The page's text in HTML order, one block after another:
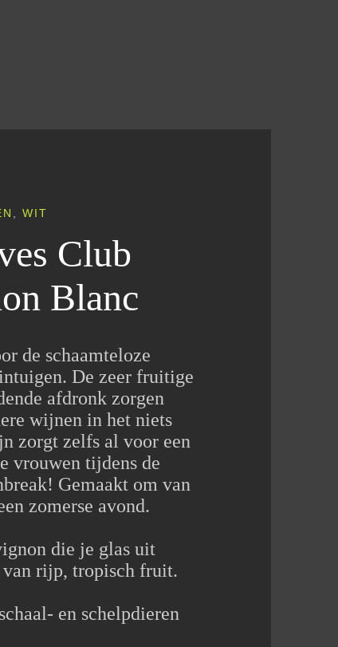
,WIT
Club
Blanc
de schaamteloze
De zeer fruitige
afdronk zorgen
wijnen in het niets
zorgt zelfs al voor een
vrouwen tijdens de
Gemaakt om van
zomerse avond.
die je glas uit
rijp, tropisch fruit.
en schelpdieren